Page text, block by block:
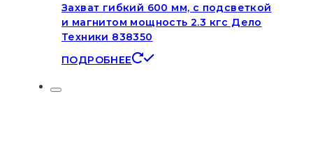
Захват гибкий 600 мм, с подсветкой
и магнитом мощность 2.3 кгс Дело
Техники 838350
ПОДРОБНЕЕ